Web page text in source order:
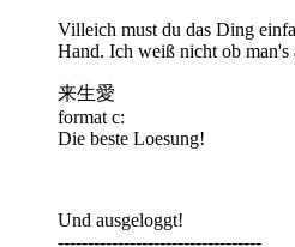
Villeich must du das Ding
Hand. Ich weiß nicht ob man's
来生愛
format c:
Die beste Loesung!
Und ausgeloggt!
----------------------------------